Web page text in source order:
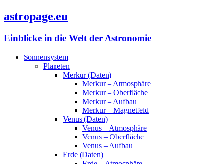
astropage.eu
Einblicke in die Welt der Astronomie
Sonnensystem
Planeten
Merkur (Daten)
Merkur – Atmosphäre
Merkur – Oberfläche
Merkur – Aufbau
Merkur – Magnetfeld
Venus (Daten)
Venus – Atmosphäre
Venus – Oberfläche
Venus – Aufbau
Erde (Daten)